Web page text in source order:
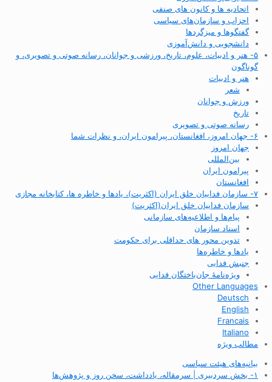
اتحادیه ها و کانون های صنفی
احزاب و سازمان‌های سیاسی
گفتگوها و میزگردها
دانشجویی و دانش‌آموزی
۵- هنر و ادبیات، علوم، تاریخ، ورزشی و جوانان، رسانه صوتی و تصویری، و
گوناگون
هنر و ادبیات
شعر
ورزش و جوانان
تاریخ
رسانه صوتی و تصویری
۶- جهان امروز، افغانستان، پیرامون ایران، و نظرات شما
جهان امروز
بین‌المللی
پیرامون ایران
افغانستان
۷- سازمان فداییان خلق ایران (اکثریت)، یادها و خاطره ها، کتابخانه مجازی
سازمان فداییان خلق ایران(اکثریت)
پیام‌ها و اطلاعیه‌های سازمانی
اسناد سازمان
تدوین محور های حداقلی برای حکومت
یادها و خاطره‌ها
جنبش فدایی
ویژه‌نامهٔ جان‌باختگان فدایی
Other Languages
Deutsch
English
Francais
Italiano
مطالب ویژه
بیانیه‌های هیئت سیاسی
۱- بخش سردبیری | سرمقاله، یادداشت، سخن روز و پژوهش‌ها